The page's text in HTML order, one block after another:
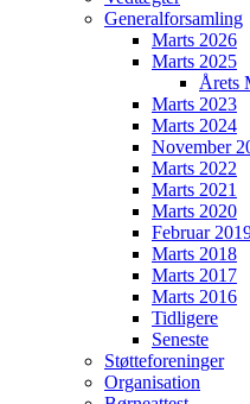
Generalforsamling
Marts 2026
Marts 2025
Årets
Marts 2023
Marts 2024
November
Marts 2022
Marts 2021
Marts 2020
Februar
Marts 2018
Marts 2017
Marts 2016
Tidligere
Seneste
Støtteforeninger
Organisation